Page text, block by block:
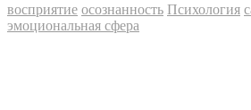
восприятие осознанность Психология
эмоциональная сфера